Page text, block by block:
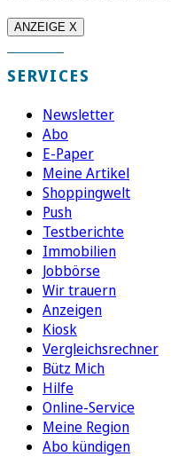
ANZEIGE X
SERVICES
Newsletter
Abo
E-Paper
Meine Artikel
Shoppingwelt
Push
Testberichte
Immobilien
Jobbörse
Wir trauern
Anzeigen
Kiosk
Vergleichsrechner
Bütz Mich
Hilfe
Online-Service
Meine Region
Abo kündigen